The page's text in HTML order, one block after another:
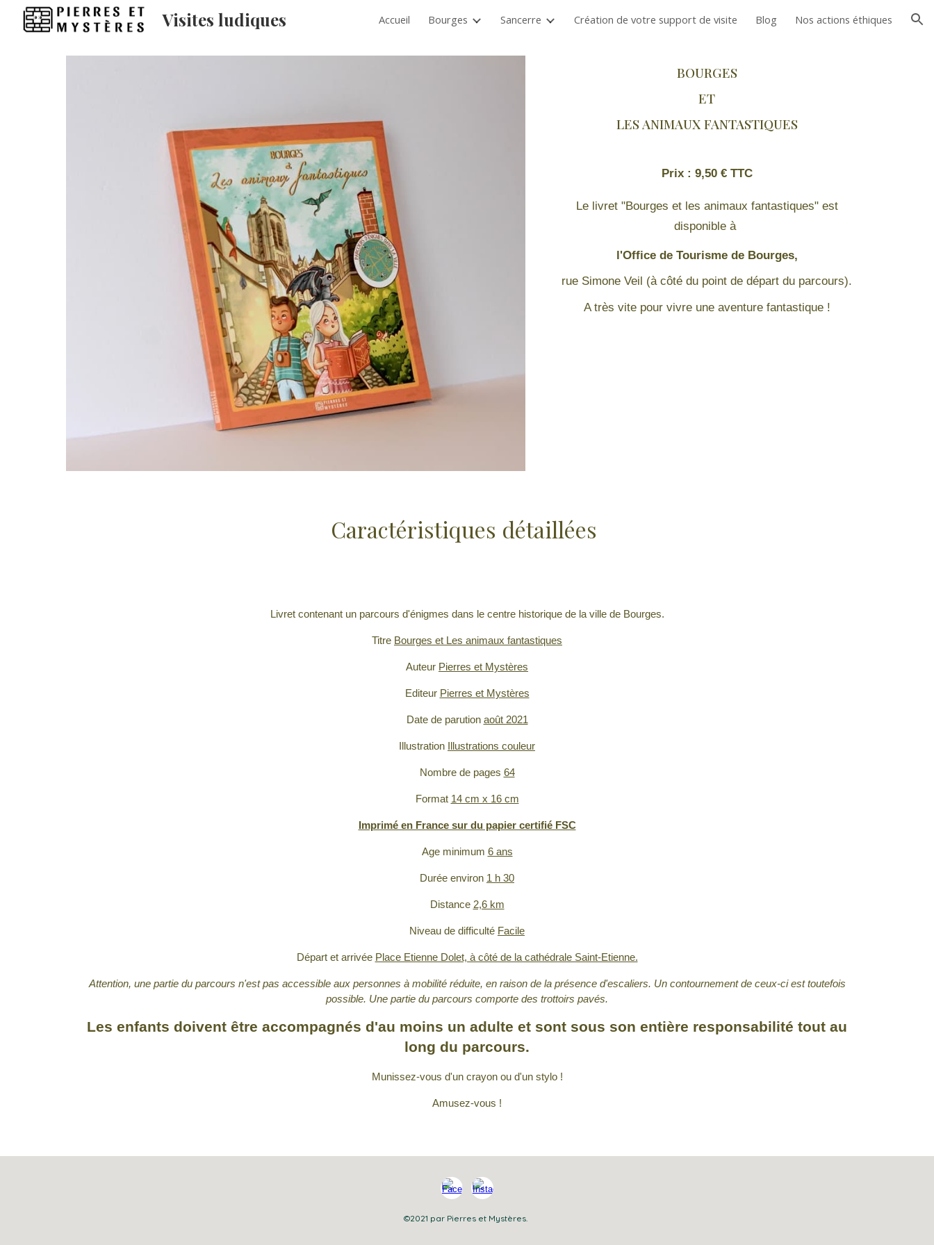
Skip to main content Skip to navigation
Visites ludiques Accueil Bourges Sancerre Création de votre support de visite Blog Nos actions éthiques
BOURGES
ET
LES ANIMAUX FANTASTIQUES
Prix : 9,50 € TTC
​Le livret "Bourges et les animaux fantastiques" est
disponible à
l'Office de Tourisme de Bourges,
rue Simone Veil (à côté du point de départ du parcours).
A très vite pour vivre une aventure fantastique !
Caractéristiques détaillées
Livret contenant un parcours d'énigmes dans le centre historique de la ville de Bourges.
Titre Bourges et Les animaux fantastiques
Auteur Pierres et Mystères
Editeur Pierres et Mystères
Date de parution août 2021
Illustration Illustrations couleur
Nombre de pages 64
Format 14 cm x 16 cm
Imprimé en France sur du papier certifié FSC
Age minimum 6 ans
Durée environ 1 h 30
Distance 2,6 km
Niveau de difficulté Facile
Départ et arrivée Place Etienne Dolet, à côté de la cathédrale Saint-Etienne.
Attention, une partie du parcours n'est pas accessible aux personnes à mobilité réduite, en raison de la présence d'escaliers. Un contournement de ceux-ci est toutefois
possible. Une partie du parcours comporte des trottoirs pavés.
Les enfants doivent être accompagnés d'au moins un adulte et sont sous son entière responsabilité tout au
long du parcours.
Munissez-vous d'un crayon ou d'un stylo !
​Amusez-vous !
©2021 par Pierres et Mystères.